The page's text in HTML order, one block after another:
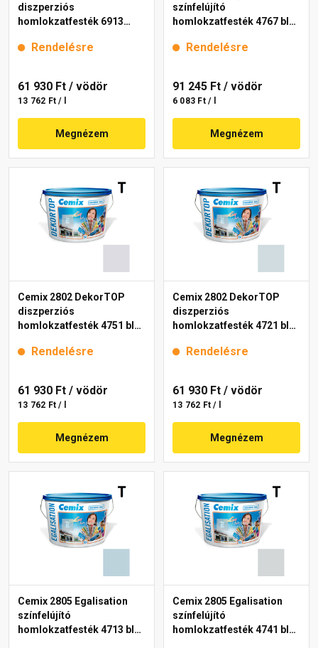
diszperziós
homlokzatfesték 6913
Rendelésre
61 930 Ft / vödör
13 762 Ft / l
Megnézem
színfelújító
homlokzatfesték 4767 blue
Rendelésre
91 245 Ft / vödör
6 083 Ft / l
Megnézem
Cemix 2802 DekorTOP
diszperziós
homlokzatfesték 4751 blue
Rendelésre
61 930 Ft / vödör
13 762 Ft / l
Megnézem
Cemix 2802 DekorTOP
diszperziós
homlokzatfesték 4721 blue
Rendelésre
61 930 Ft / vödör
13 762 Ft / l
Megnézem
Cemix 2805 Egalisation
színfelújító
homlokzatfesték 4713 blue
Cemix 2805 Egalisation
színfelújító
homlokzatfesték 4741 blue